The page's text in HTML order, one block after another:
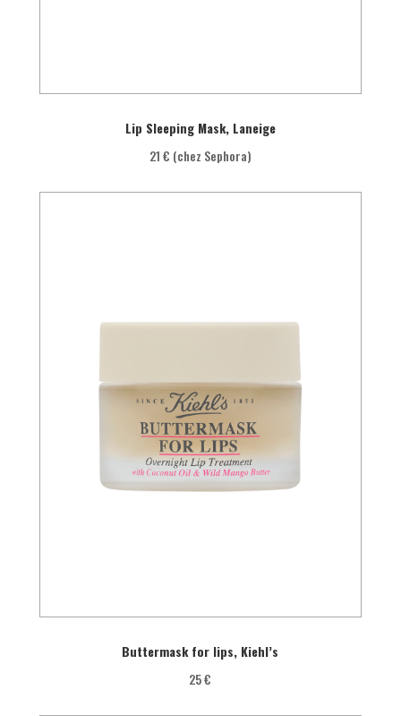
Lip Sleeping Mask, Laneige
21 € (chez Sephora)
Buttermask for lips, Kiehl’s
25 €